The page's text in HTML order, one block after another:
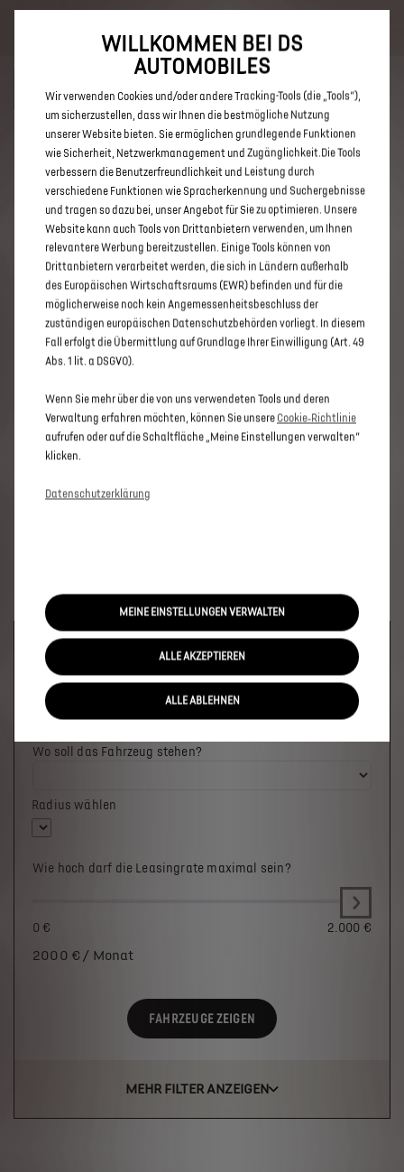
Hybride. Mehr erfahren >>
ENTDECKEN SIE ALLE DS 3 UND
DS 3 CROSSBACK MIT DIESEL
ANTRIEB IN HERFORD
Welches Fahrzeug möchten Sie?
Wo soll das Fahrzeug stehen?
Radius wählen
Wie hoch darf die Leasingrate maximal sein?
0 € 2.000 €
2000 € / Monat
FAHRZEUGE ZEIGEN
MEHR FILTER ANZEIGEN
WILLKOMMEN BEI DS
AUTOMOBILES
Wir verwenden Cookies und/oder andere Tracking-Tools (die „Tools“),
um sicherzustellen, dass wir Ihnen die bestmögliche Nutzung
unserer Website bieten. Sie ermöglichen grundlegende Funktionen
wie Sicherheit, Netzwerkmanagement und Zugänglichkeit.Die Tools
verbessern die Benutzerfreundlichkeit und Leistung durch
verschiedene Funktionen wie Spracherkennung und Suchergebnisse
und tragen so dazu bei, unser Angebot für Sie zu optimieren. Unsere
Website kann auch Tools von Drittanbietern verwenden, um Ihnen
relevantere Werbung bereitzustellen. Einige Tools können von
Drittanbietern verarbeitet werden, die sich in Ländern außerhalb
des Europäischen Wirtschaftsraums (EWR) befinden und für die
möglicherweise noch kein Angemessenheitsbeschluss der
zuständigen europäischen Datenschutzbehörden vorliegt. In diesem
Fall erfolgt die Übermittlung auf Grundlage Ihrer Einwilligung (Art. 49
Abs. 1 lit. a DSGVO).
Wenn Sie mehr über die von uns verwendeten Tools und deren
Verwaltung erfahren möchten, können Sie unsere Cookie‑Richtlinie
aufrufen oder auf die Schaltfläche „Meine Einstellungen verwalten“
klicken.
Datenschutzerklärung
MEINE EINSTELLUNGEN VERWALTEN
ALLE AKZEPTIEREN
ALLE ABLEHNEN